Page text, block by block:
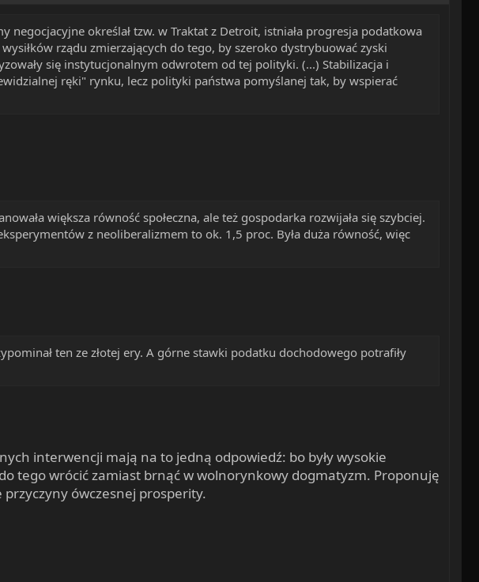
określał tzw. w Traktat z Detroit, istniała progresja podatkowa
rządu zmierzających do tego, by szeroko dystrybuować zyski
się instytucjonalnym odwrotem od tej polityki. (...) Stabilizacja i
ręki" rynku, lecz polityki państwa pomyślanej tak, by wspierać
większa równość społeczna, ale też gospodarka rozwijała się szybciej.
z neoliberalizmem to ok. 1,5 proc. Była duża równość, więc
ten ze złotej ery. A górne stawki podatku dochodowego potrafiły
interwencji mają na to jedną odpowiedź: bo były wysokie
tego wrócić zamiast brnąć w wolnorynkowy dogmatyzm. Proponuję
przyczyny ówczesnej prosperity.